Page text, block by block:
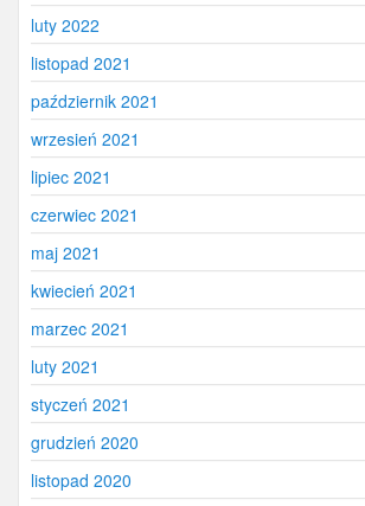
luty 2022
listopad 2021
październik 2021
wrzesień 2021
lipiec 2021
czerwiec 2021
maj 2021
kwiecień 2021
marzec 2021
luty 2021
styczeń 2021
grudzień 2020
listopad 2020